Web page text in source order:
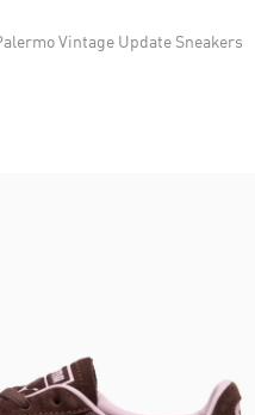
Vintage Update Sneakers